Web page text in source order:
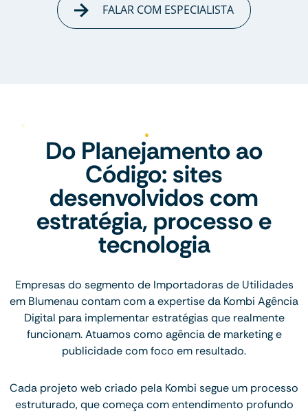
FALAR COM ESPECIALISTA
Do Planejamento ao
Código: sites
desenvolvidos com
estratégia, processo e
tecnologia
Empresas do segmento de Importadoras de Utilidades
em Blumenau contam com a expertise da Kombi Agência
Digital para implementar estratégias que realmente
funcionam. Atuamos como agência de marketing e
publicidade com foco em resultado.
Cada projeto web criado pela Kombi segue um processo
estruturado, que começa com entendimento profundo